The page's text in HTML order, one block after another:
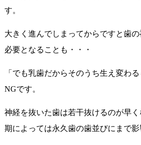
す。
大きく進んでしまってからですと歯
必要となることも・・・
「でも乳歯だからそのうち生え変わ
NGです。
神経を抜いた歯は若干抜けるのが早
期によっては永久歯の歯並びにまで影